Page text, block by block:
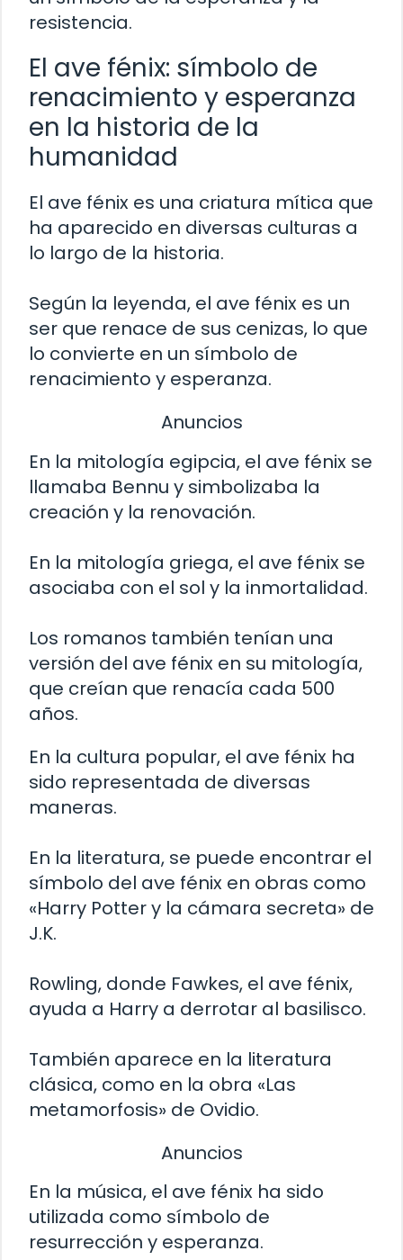
resistencia.
El ave fénix: símbolo de
renacimiento y esperanza
en la historia de la
humanidad
El ave fénix es una criatura mítica que
ha aparecido en diversas culturas a
lo largo de la historia.
Según la leyenda, el ave fénix es un
ser que renace de sus cenizas, lo que
lo convierte en un símbolo de
renacimiento y esperanza.
Anuncios
En la mitología egipcia, el ave fénix se
llamaba Bennu y simbolizaba la
creación y la renovación.
En la mitología griega, el ave fénix se
asociaba con el sol y la inmortalidad.
Los romanos también tenían una
versión del ave fénix en su mitología,
que creían que renacía cada 500
años.
En la cultura popular, el ave fénix ha
sido representada de diversas
maneras.
En la literatura, se puede encontrar el
símbolo del ave fénix en obras como
«Harry Potter y la cámara secreta» de
J.K.
Rowling, donde Fawkes, el ave fénix,
ayuda a Harry a derrotar al basilisco.
También aparece en la literatura
clásica, como en la obra «Las
metamorfosis» de Ovidio.
Anuncios
En la música, el ave fénix ha sido
utilizada como símbolo de
resurrección y esperanza.